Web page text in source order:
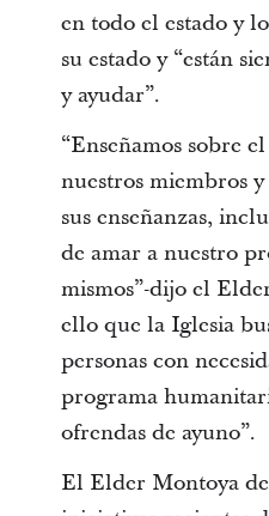
en todo el estado y
su estado y “están
y ayudar”.
“Enseñamos sobre
nuestros miembros
sus enseñanzas,
de amar a nuestro
mismos”-dijo el
ello que la Iglesia
personas con
programa
ofrendas de ayuno”.
El Elder Montoya